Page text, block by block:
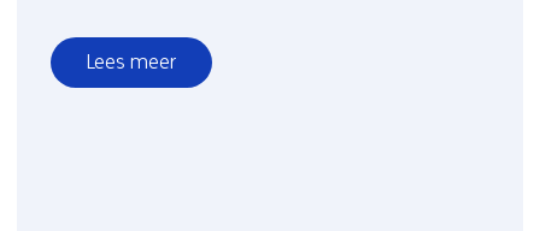
Lees meer
over